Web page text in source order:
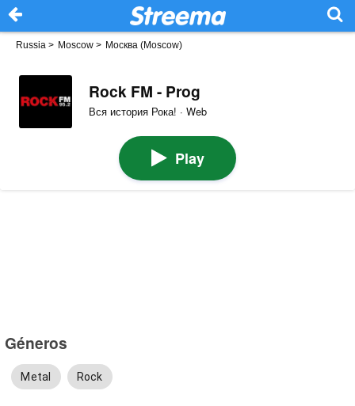
Russia > Moscow > Москва (Moscow)
Rock FM - Prog
Вся история Рока! · Web
Play
Géneros
Metal Rock